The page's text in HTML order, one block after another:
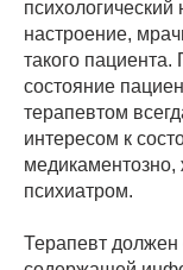
настроение,
такого пациента.
состояние
терапевтом
интересом к
медикаментозно,
психиатром.
Терапевт должен